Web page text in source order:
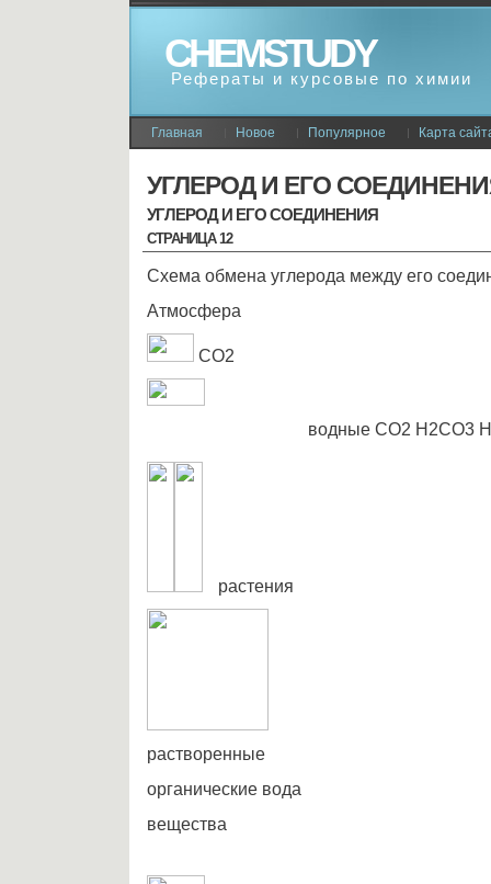
CHEMSTUDY
Рефераты и курсовые по химии
Главная Новое Популярное Карта
УГЛЕРОД И ЕГО
УГЛЕРОД И ЕГО СОЕДИНЕНИЯ
СТРАНИЦА 12
Схема обмена углерода между его
Атмосфера
CO2
водные CO2 H2CO3
растения
растворенные
органические вода
вещества